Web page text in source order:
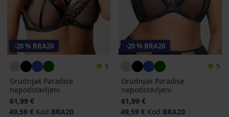
-20 % BRA20
5
Grudnjak Paradise
nepodstavljeni
61,99 €
49,59 € Kod BRA20
-20 % BRA20
5
Grudnjak Paradise
nepodstavljeni
61,99 €
49,59 € Kod BRA20